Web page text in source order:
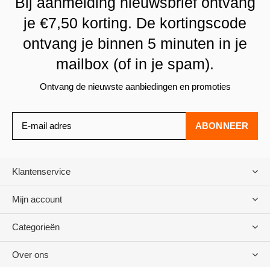
je €7,50 korting. De kortingscode
ontvang je binnen 5 minuten in je
mailbox (of in je spam).
Ontvang de nieuwste aanbiedingen en promoties
ABONNEER
Klantenservice
Mijn account
Categorieën
Over ons